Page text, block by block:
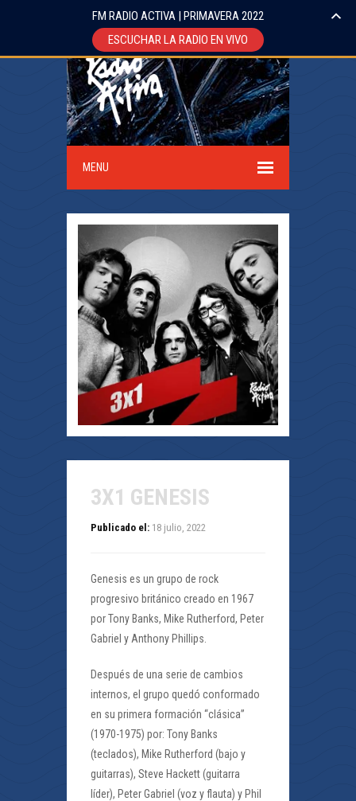
MENU
3X1 GENESIS
Publicado el: 18 julio, 2022
Genesis es un grupo de rock
progresivo británico creado en 1967
por Tony Banks, Mike Rutherford, Peter
Gabriel y Anthony Phillips.
Después de una serie de cambios
internos, el grupo quedó conformado
en su primera formación “clásica”
(1970-1975) por: Tony Banks
(teclados), Mike Rutherford (bajo y
guitarras), Steve Hackett (guitarra
líder), Peter Gabriel (voz y flauta) y Phil
FM RADIO ACTIVA | PRIMAVERA 2022
ESCUCHAR LA RADIO EN VIVO